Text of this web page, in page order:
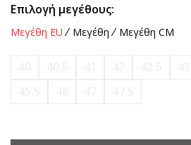
Επιλογή μεγέθους:
Μεγέθη EU Μεγέθη Μεγέθη CM